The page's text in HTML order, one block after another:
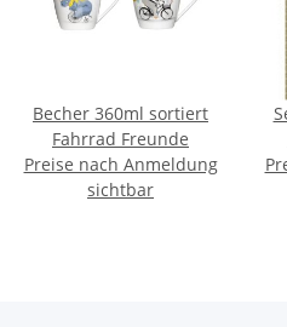
Becher 360ml sortiert
Fahrrad Freunde
Preise nach Anmeldung
sichtbar